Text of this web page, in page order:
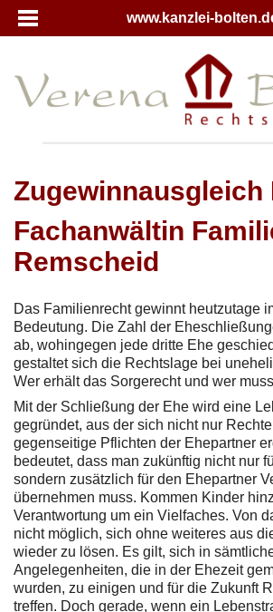
www.kanzlei-
Zugewinnausgleich
Fachanwältin
Remscheid
Das Familienrecht gewinnt heutzutage
Bedeutung. Die Zahl der
ab, wohingegen jede dritte Ehe
gestaltet sich die Rechtslage bei
Wer erhält das Sorgerecht und wer
Mit der Schließung der Ehe wird eine
gegründet, aus der sich nicht nur
gegenseitige Pflichten der Ehepartner
bedeutet, dass man zukünftig nicht nur
sondern zusätzlich für den Ehepartner
übernehmen muss. Kommen Kinder
Verantwortung um ein Vielfaches. Von
nicht möglich, sich ohne weiteres aus
wieder zu lösen. Es gilt, sich in
Angelegenheiten, die in der Ehezeit
wurden, zu einigen und für die Zukunft
treffen. Doch gerade, wenn ein